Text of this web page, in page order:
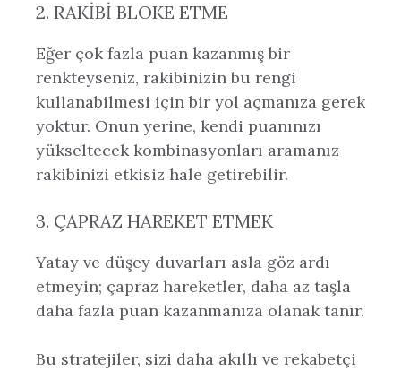
2. RAKIBI BLOKE ETME
Eğer çok fazla puan kazanmış bir
renkteyseniz, rakibinizin bu rengi
kullanabilmesi için bir yol açmanıza gerek
yoktur. Onun yerine, kendi puanınızı
yükseltecek kombinasyonları aramanız
rakibinizi etkisiz hale getirebilir.
3. ÇAPRAZ HAREKET ETMEK
Yatay ve düşey duvarları asla göz ardı
etmeyin; çapraz hareketler, daha az taşla
daha fazla puan kazanmanıza olanak tanır.
Bu stratejiler, sizi daha akıllı ve rekabetçi